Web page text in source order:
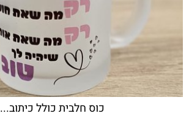
כוס חלבית כולל כיתוב...